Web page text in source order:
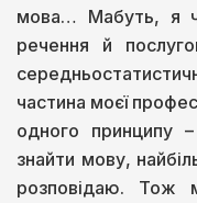
мова… Мабуть, я
речення й
частина моєї
одного принципу
знайти мову,
розповідаю. Тож